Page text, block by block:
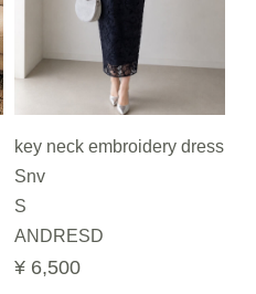
key neck embroidery dress
Snv
S
ANDRESD
¥ 6,500